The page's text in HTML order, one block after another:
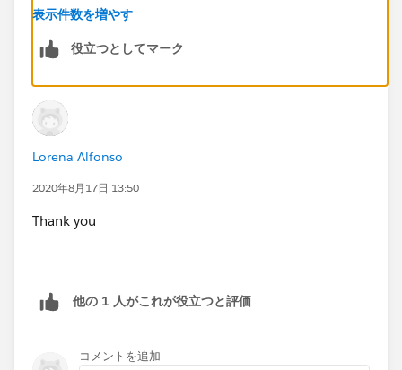
Having said that, you would need to go to set up>
object to private
object:
Name not equal to XXX
Now go to those 2 profiles and select the Read All
表示件数を増やす
役立つとしてマーク
Lorena Alfonso
2020年8月17日 13:50
Thank you
他の 1 人がこれが役立つと評価
コメントを追加